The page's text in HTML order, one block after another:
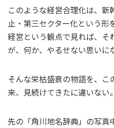
このような経営合理化は、
止・第三セクター化という形
経営という観点で見れば、そ
が、何か、やるせない思いに
そんな栄枯盛衰の物語を、
来、見続けてきたに違いない。
先の「角川地名辞典」の写真